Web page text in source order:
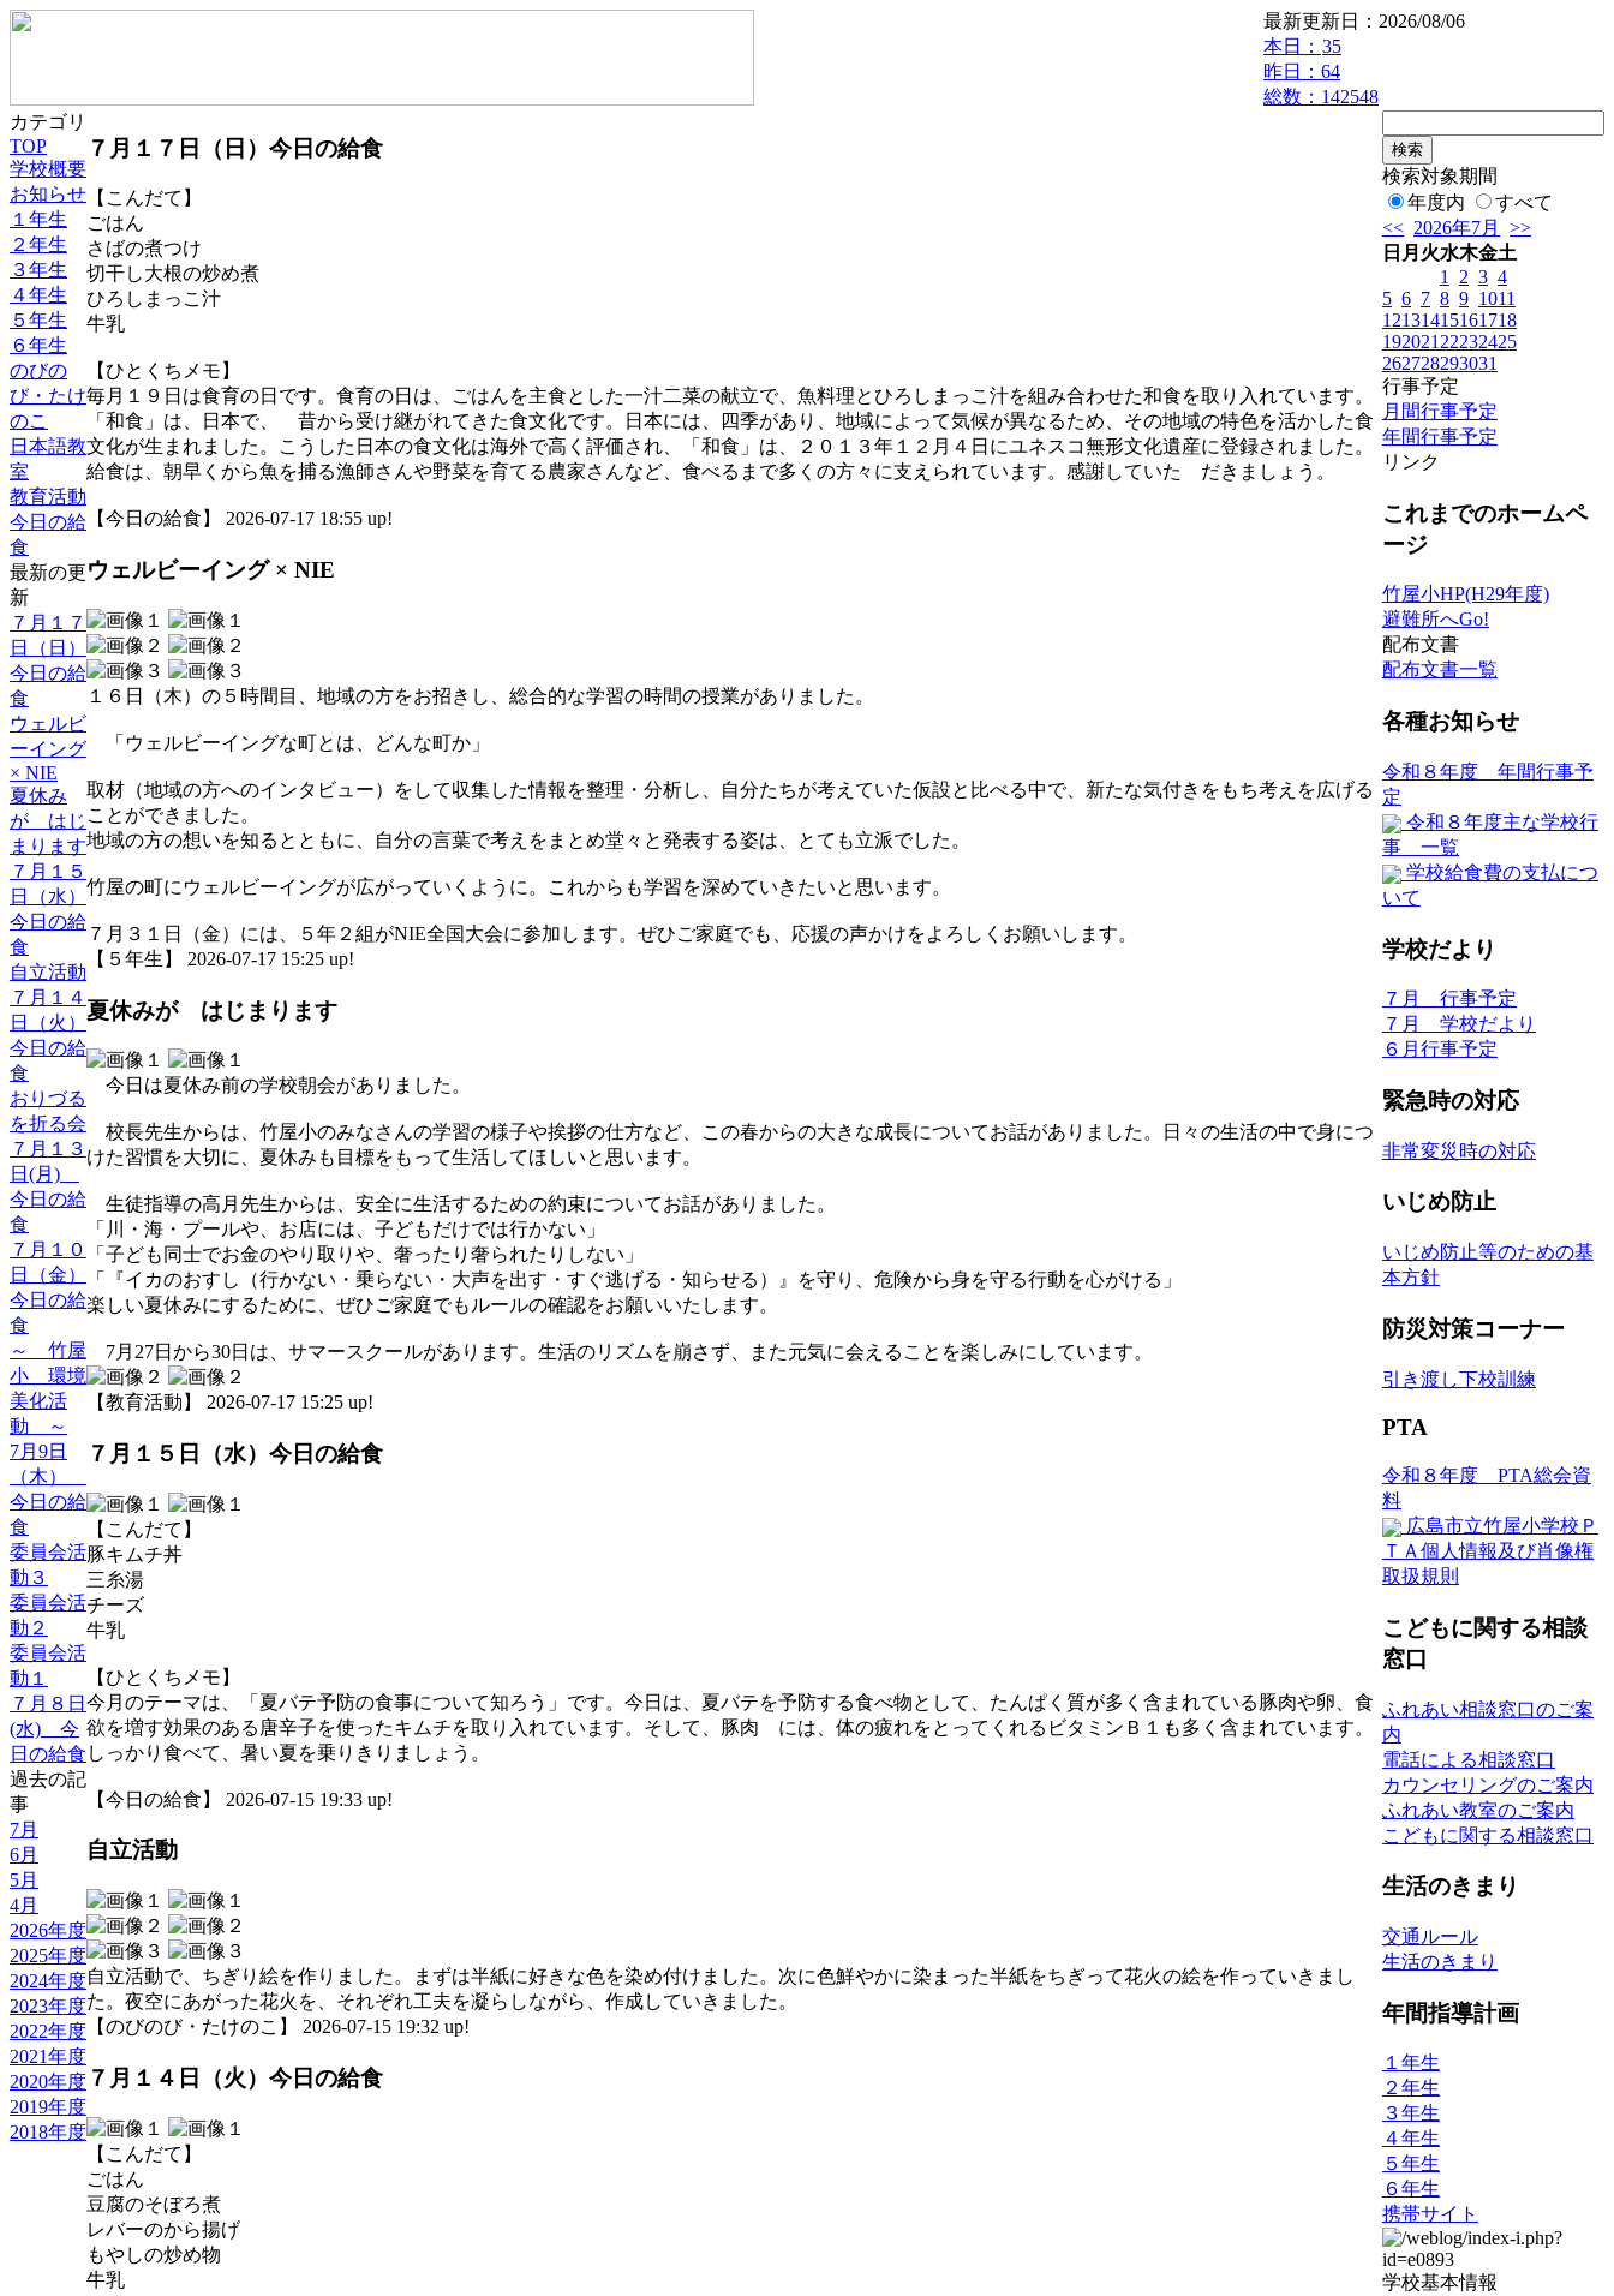
最新更新日：2026/08/06
本日： 35
昨日：64
総数：142548
カテゴリ
TOP
学校概要
お知らせ
１年生
２年生
３年生
４年生
５年生
６年生
のびの
び・たけ
のこ
日本語教
室
教育活動
今日の給
食
最新の更
新
７月１７
日（日）
今日の給
食
ウェルビ
ーイング
× NIE
夏休み
が はじ
まります
７月１５
日（水）
今日の給
食
自立活動
７月１４
日（火）
今日の給
食
おりづる
を折る会
７月１３
日(月)
今日の給
食
７月１０
日（金）
今日の給
食
～ 竹屋
小 環境
美化活
動 ～
7月9日
（木）
今日の給
食
委員会活
動３
委員会活
動２
委員会活
動１
７月８日
(水) 今
日の給食
過去の記
事
7月
6月
5月
4月
2026年度
2025年度
2024年度
2023年度
2022年度
2021年度
2020年度
2019年度
2018年度
７月１７日（日）今日の給食
【こんだて】
ごはん
さばの煮つけ
切干し大根の炒め煮
ひろしまっこ汁
牛乳
【ひとくちメモ】
毎月１９日は食育の日です。食育の日は、ごはんを主食とした一汁二菜の献立で、魚料理とひろしまっこ汁を組み合わせた和食を取り入れています。
「和食」は、日本で、 昔から受け継がれてきた食文化です。日本には、四季があり、地域によって気候が異なるため、その地域の特色を活かした食
文化が生まれました。こうした日本の食文化は海外で高く評価され、「和食」は、２０１３年１２月４日にユネスコ無形文化遺産に登録されました。
給食は、朝早くから魚を捕る漁師さんや野菜を育てる農家さんなど、食べるまで多くの方々に支えられています。感謝していた だきましょう。
【今日の給食】 2026-07-17 18:55 up!
ウェルビーイング × NIE
１６日（木）の５時間目、地域の方をお招きし、総合的な学習の時間の授業がありました。
「ウェルビーイングな町とは、どんな町か」
取材（地域の方へのインタビュー）をして収集した情報を整理・分析し、自分たちが考えていた仮設と比べる中で、新たな気付きをもち考えを広げる
ことができました。
地域の方の想いを知るとともに、自分の言葉で考えをまとめ堂々と発表する姿は、とても立派でした。
竹屋の町にウェルビーイングが広がっていくように。これからも学習を深めていきたいと思います。
７月３１日（金）には、５年２組がNIE全国大会に参加します。ぜひご家庭でも、応援の声かけをよろしくお願いします。
【５年生】 2026-07-17 15:25 up!
夏休みが はじまります
今日は夏休み前の学校朝会がありました。
校長先生からは、竹屋小のみなさんの学習の様子や挨拶の仕方など、この春からの大きな成長についてお話がありました。日々の生活の中で身につ
けた習慣を大切に、夏休みも目標をもって生活してほしいと思います。
生徒指導の高月先生からは、安全に生活するための約束についてお話がありました。
「川・海・プールや、お店には、子どもだけでは行かない」
「子ども同士でお金のやり取りや、奢ったり奢られたりしない」
「『イカのおすし（行かない・乗らない・大声を出す・すぐ逃げる・知らせる）』を守り、危険から身を守る行動を心がける」
楽しい夏休みにするために、ぜひご家庭でもルールの確認をお願いいたします。
7月27日から30日は、サマースクールがあります。生活のリズムを崩さず、また元気に会えることを楽しみにしています。
【教育活動】 2026-07-17 15:25 up!
７月１５日（水）今日の給食
【こんだて】
豚キムチ丼
三糸湯
チーズ
牛乳
【ひとくちメモ】
今月のテーマは、「夏バテ予防の食事について知ろう」です。今日は、夏バテを予防する食べ物として、たんぱく質が多く含まれている豚肉や卵、食
欲を増す効果のある唐辛子を使ったキムチを取り入れています。そして、豚肉 には、体の疲れをとってくれるビタミンＢ１も多く含まれています。
しっかり食べて、暑い夏を乗りきりましょう。
【今日の給食】 2026-07-15 19:33 up!
自立活動
自立活動で、ちぎり絵を作りました。まずは半紙に好きな色を染め付けました。次に色鮮やかに染まった半紙をちぎって花火の絵を作っていきまし
た。夜空にあがった花火を、それぞれ工夫を凝らしながら、作成していきました。
【のびのび・たけのこ】 2026-07-15 19:32 up!
７月１４日（火）今日の給食
【こんだて】
ごはん
豆腐のそぼろ煮
レバーのから揚げ
もやしの炒め物
牛乳
検索対象期間
年度内
すべて
<< 2026年7月
>>
日 月 火水木金土
1
2 3 4
5 6 7 8 9 1011
12131415161718
192021 22232425
262728293031
行事予定
月間行事予定
年間行事予定
リンク
これまでのホームペ
ージ
竹屋小HP(H29年度)
避難所へGo!
配布文書
配布文書一覧
各種お知らせ
令和８年度 年間行事予
定
令和８年度主な学校行
事 一覧
学校給食費の支払につ
いて
学校だより
７月 行事予定
７月 学校だより
６月行事予定
緊急時の対応
非常変災時の対応
いじめ防止
いじめ防止等のための基
本方針
防災対策コーナー
引き渡し下校訓練
PTA
令和８年度 PTA総会資
料
広島市立竹屋小学校Ｐ
ＴＡ個人情報及び肖像権
取扱規則
こどもに関する相談
窓口
ふれあい相談窓口のご案
内
電話による相談窓口
カウンセリングのご案内
ふれあい教室のご案内
こどもに関する相談窓口
生活のきまり
交通ルール
生活のきまり
年間指導計画
１年生
２年生
３年生
４年生
５年生
６年生
携帯サイト
学校基本情報